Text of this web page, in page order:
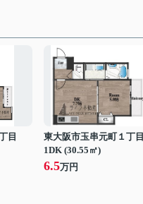
目
東大阪市玉串元町１丁目
1DK (30.55㎡)
6.5万円